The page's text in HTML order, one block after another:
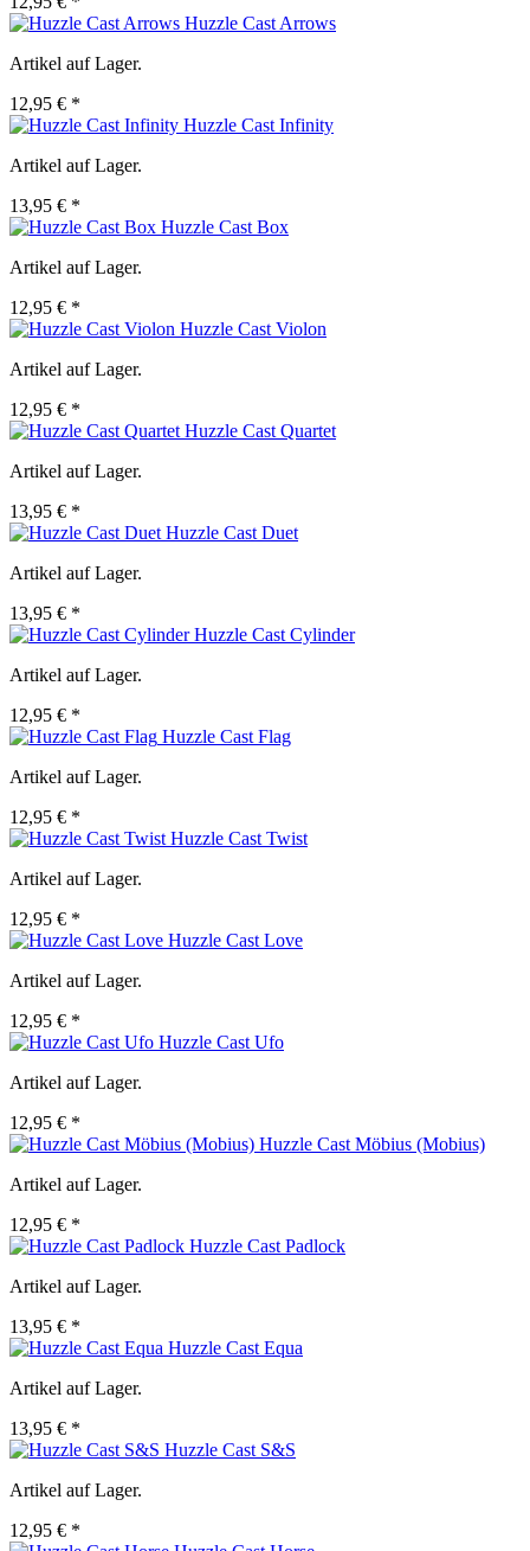
Huzzle Cast Arrows
Artikel auf Lager.
12,95 € *
Huzzle Cast Infinity
Artikel auf Lager.
13,95 € *
Huzzle Cast Box
Artikel auf Lager.
12,95 € *
Huzzle Cast Violon
Artikel auf Lager.
12,95 € *
Huzzle Cast Quartet
Artikel auf Lager.
13,95 € *
Huzzle Cast Duet
Artikel auf Lager.
13,95 € *
Huzzle Cast Cylinder
Artikel auf Lager.
12,95 € *
Huzzle Cast Flag
Artikel auf Lager.
12,95 € *
Huzzle Cast Twist
Artikel auf Lager.
12,95 € *
Huzzle Cast Love
Artikel auf Lager.
12,95 € *
Huzzle Cast Ufo
Artikel auf Lager.
12,95 € *
Huzzle Cast Möbius (Mobius)
Artikel auf Lager.
12,95 € *
Huzzle Cast Padlock
Artikel auf Lager.
13,95 € *
Huzzle Cast Equa
Artikel auf Lager.
13,95 € *
Huzzle Cast S&S
Artikel auf Lager.
12,95 € *